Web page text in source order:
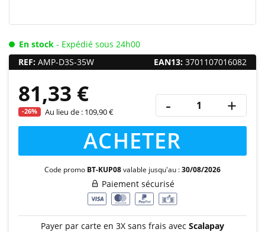
En stock - Expédié sous 24h00
REF: AMP-D3S-35W EAN13: 3701107016082
81,33 €
-26% Au lieu de : 109,90 € - +
ACHETER
Code promo BT-KUP08valable jusqu'au :30/08/2026
Paiement sécurisé
Payer par carte en 3X sans frais avec Scalapay